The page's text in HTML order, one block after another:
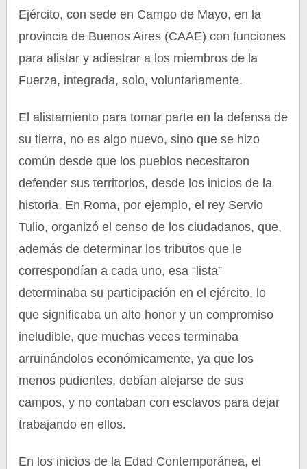
Ejército, con sede en Campo de Mayo, en la
provincia de Buenos Aires (CAAE) con funciones
para alistar y adiestrar a los miembros de la
Fuerza, integrada, solo, voluntariamente.
El alistamiento para tomar parte en la defensa de
su tierra, no es algo nuevo, sino que se hizo
común desde que los pueblos necesitaron
defender sus territorios, desde los inicios de la
historia. En Roma, por ejemplo, el rey Servio
Tulio, organizó el censo de los ciudadanos, que,
además de determinar los tributos que le
correspondían a cada uno, esa “lista”
determinaba su participación en el ejército, lo
que significaba un alto honor y un compromiso
ineludible, que muchas veces terminaba
arruinándolos económicamente, ya que los
menos pudientes, debían alejarse de sus
campos, y no contaban con esclavos para dejar
trabajando en ellos.
En los inicios de la Edad Contemporánea, el